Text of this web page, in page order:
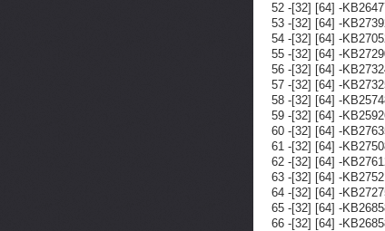
52 -[32] [64] -
53 -[32] [64] -
54 -[32] [64] -
55 -[32] [64] -
56 -[32] [64] -
57 -[32] [64] -
58 -[32] [64] -
59 -[32] [64] -
60 -[32] [64] -
61 -[32] [64] -
62 -[32] [64] -
63 -[32] [64] -
64 -[32] [64] -
65 -[32] [64] -
66 -[32] [64] -